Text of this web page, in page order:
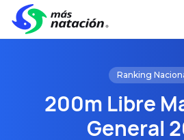
Ranking
200m Libre
General